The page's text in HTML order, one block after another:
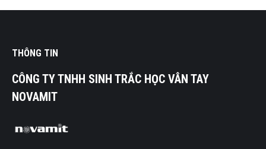
THÔNG TIN
CÔNG TY TNHH SINH TRẮC HỌC VÂN TAY
NOVAMIT